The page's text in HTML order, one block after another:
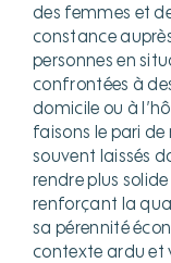
des femmes et
constance
personnes en
confrontées à
domicile ou à
faisons le pari de
souvent laissés
rendre plus
renforçant la
sa pérennité
contexte ardu et